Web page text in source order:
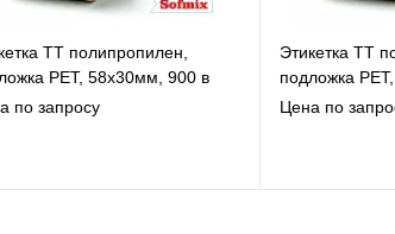
ТТ полипропилен,
РЕТ, 58х30мм, 900 в
вт40, 14115
по запросу
Этикетка ТТ
подложка
рул, вт40,
Цена по